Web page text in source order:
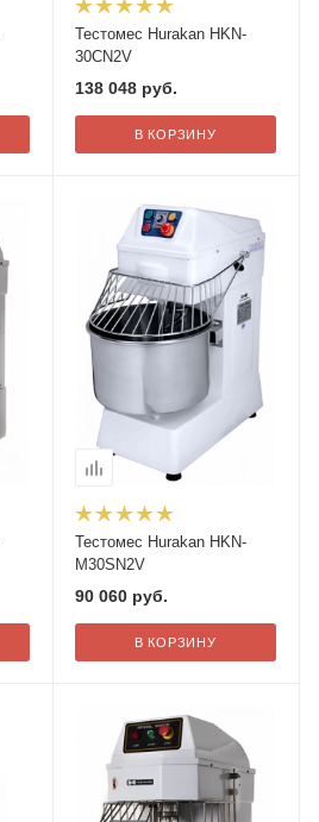
Тестомес Hurakan HKN-
30CN2V
138 048руб.
В КОРЗИНУ
Тестомес Hurakan HKN-
M30SN2V
90 060руб.
В КОРЗИНУ